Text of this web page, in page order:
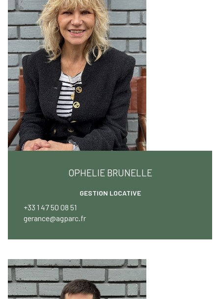
OPHELIE BRUNELLE
GESTION LOCATIVE
+33 1 47 50 08 51
gerance@agparc.fr